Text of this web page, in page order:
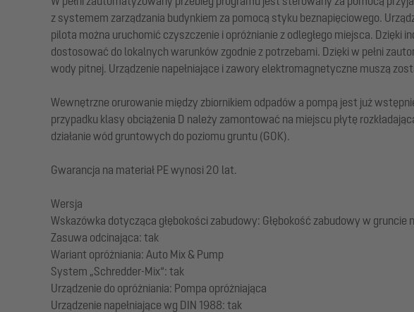
z systemem zarządzania budynkiem za pomocą styku beznapięciowego.
pilota można uruchomić czyszczenie i opróżnianie z odległego miejsca.
dostosować do lokalnych warunków zgodnie z potrzebami. Dzięki w pełni
wody pitnej. Urządzenie napełniające i zawory elektromagnetyczne muszą
Wewnętrzne orurowanie między zbiornikiem odpadów a pompą jest już
przypadku klasy obciążenia D należy zamontować na miejscu płytę
działanie wód gruntowych do poziomu gruntu (GOK).
Gwarancja na materiał PE wynosi 20 lat.
Wersja
Wskazówka dotycząca głębokości zabudowy: Głębokość zabudowy w gruncie
Zasuwa odcinająca: tak
Wariant opróżniania: Auto Mix & Pump
System „Schredder-Mix“: tak
Urządzenie do opróżniania: Pompa opróżniająca
Urządzenie napełniające wg DIN 1988: tak